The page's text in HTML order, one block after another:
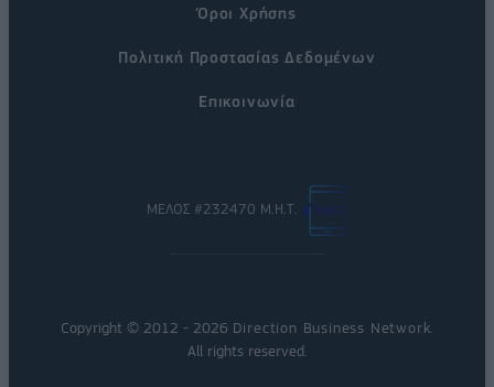
Όροι Χρήσης
Πολιτική Προστασίας Δεδομένων
Επικοινωνία
ΜΕΛΟΣ #232470 Μ.Η.Τ.
Copyright © 2012 - 2026 Direction Business Network
All rights reserved.